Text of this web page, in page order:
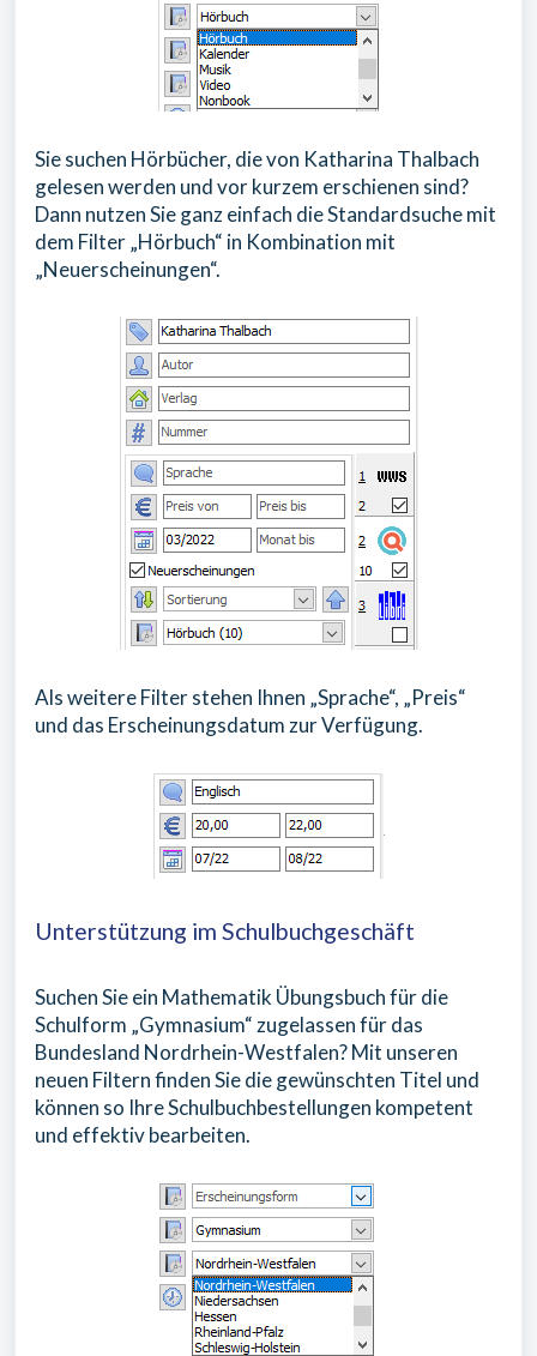
Sie suchen Hörbücher, die von Katharina Thalbach
gelesen werden und vor kurzem erschienen sind?
Dann nutzen Sie ganz einfach die Standardsuche mit
dem Filter „Hörbuch“ in Kombination mit
„Neuerscheinungen“.
Als weitere Filter stehen Ihnen „Sprache“, „Preis“
und das Erscheinungsdatum zur Verfügung.
Unterstützung im Schulbuchgeschäft
Suchen Sie ein Mathematik Übungsbuch für die
Schulform „Gymnasium“ zugelassen für das
Bundesland Nordrhein-Westfalen? Mit unseren
neuen Filtern finden Sie die gewünschten Titel und
können so Ihre Schulbuchbestellungen kompetent
und effektiv bearbeiten.